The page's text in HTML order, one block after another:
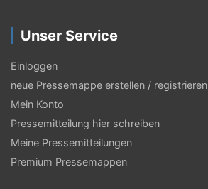
Unser Service
Einloggen
neue Pressemappe erstellen / registrieren
Mein Konto
Pressemitteilung hier schreiben
Meine Pressemitteilungen
Premium Pressemappen